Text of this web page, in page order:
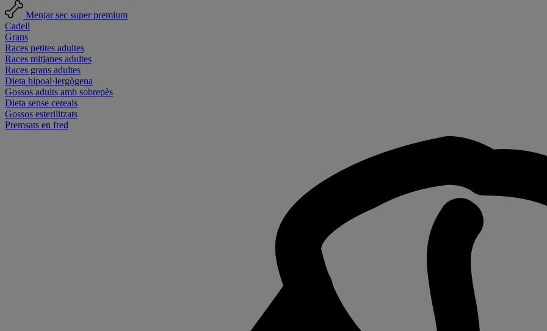
Menjar sec super premium
Cadell
Grans
Races petites adultes
Races mitjanes adultes
Races grans adultes
Dieta hipoal·lergògena
Gossos adults amb sobrepès
Dieta sense cereals
Gossos esterilitzats
Premsats en fred